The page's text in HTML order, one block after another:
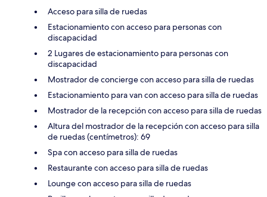
Acceso para silla de ruedas
Estacionamiento con acceso para personas con
discapacidad
2 Lugares de estacionamiento para personas con
discapacidad
Mostrador de concierge con acceso para silla de ruedas
Estacionamiento para van con acceso para silla de ruedas
Mostrador de la recepción con acceso para silla de ruedas
Altura del mostrador de la recepción con acceso para silla
de ruedas (centímetros): 69
Spa con acceso para silla de ruedas
Restaurante con acceso para silla de ruedas
Lounge con acceso para silla de ruedas